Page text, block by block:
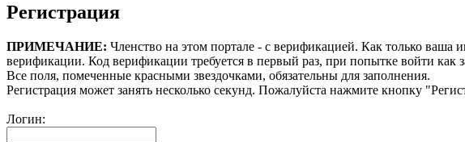
Регистрация
ПРИМЕЧАНИЕ: Членство на этом портале - с верификацией. Как только
верификации. Код верификации требуется в первый раз, при попытке войти как
Все поля, помеченные красными звездочками, обязательны для заполнения.
Регистрация может занять несколько секунд. Пожалуйста нажмите кнопку
Логин: